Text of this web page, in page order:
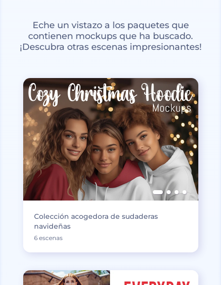
Eche un vistazo a los paquetes que
contienen mockups que ha buscado.
¡Descubra otras escenas impresionantes!
Colección acogedora de sudaderas
navideñas
6 escenas